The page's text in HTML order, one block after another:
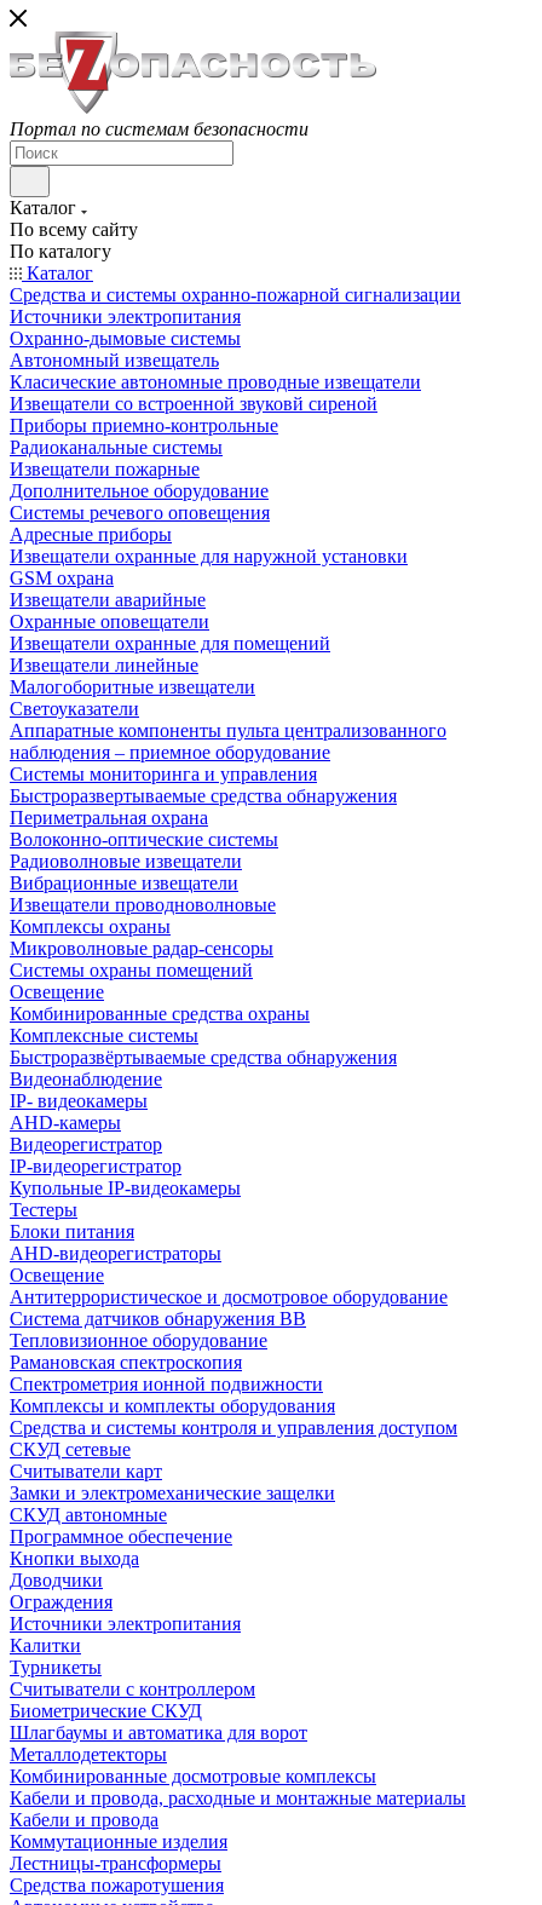
Портал по системам безопасности
Каталог
По всему сайту
По каталогу
Каталог
Средства и системы охранно-пожарной сигнализации
Источники электропитания
Охранно-дымовые системы
Автономный извещатель
Класические автономные проводные извещатели
Извещатели со встроенной звуковй сиреной
Приборы приемно-контрольные
Радиоканальные системы
Извещатели пожарные
Дополнительное оборудование
Системы речевого оповещения
Адресные приборы
Извещатели охранные для наружной установки
GSM охрана
Извещатели аварийные
Охранные оповещатели
Извещатели охранные для помещений
Извещатели линейные
Малогоборитные извещатели
Светоуказатели
Аппаратные компоненты пульта централизованного
наблюдения – приемное оборудование
Системы мониторинга и управления
Быстроразвертываемые средства обнаружения
Периметральная охрана
Волоконно-оптические системы
Радиоволновые извещатели
Вибрационные извещатели
Извещатели проводноволновые
Комплексы охраны
Микроволновые радар-сенсоры
Системы охраны помещений
Освещение
Комбинированные средства охраны
Комплексные системы
Быстроразвёртываемые средства обнаружения
Видеонаблюдение
IP- видеокамеры
AHD-камеры
Видеорегистратор
IP-видеорегистратор
Купольные IP-видеокамеры
Тестеры
Блоки питания
AHD-видеорегистраторы
Освещение
Антитеррористическое и досмотровое оборудование
Cистема датчиков обнаружения ВВ
Тепловизионное оборудование
Рамановская спектроскопия
Спектрометрия ионной подвижности
Комплексы и комплекты оборудования
Средства и системы контроля и управления доступом
СКУД сетевые
Считыватели карт
Замки и электромеханические защелки
СКУД автономные
Программное обеспечение
Кнопки выхода
Доводчики
Ограждения
Источники электропитания
Калитки
Турникеты
Считыватели с контроллером
Биометрические СКУД
Шлагбаумы и автоматика для ворот
Металлодетекторы
Комбинированные досмотровые комплексы
Кабели и провода, расходные и монтажные материалы
Кабели и провода
Коммутационные изделия
Лестницы-трансформеры
Средства пожаротушения